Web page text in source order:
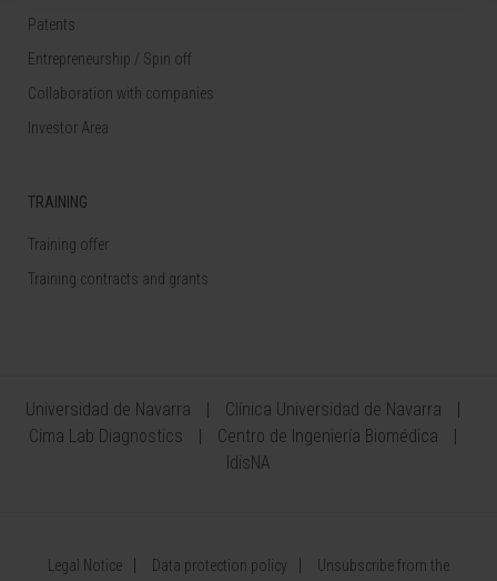
Patents
Entrepreneurship / Spin off
Collaboration with companies
Investor Area
TRAINING
Training offer
Training contracts and grants
Universidad de Navarra
Clínica Universidad de Navarra
Cima Lab Diagnostics
Centro de Ingeniería Biomédica
IdisNA
Legal Notice Data protection policy Unsubscribe from the